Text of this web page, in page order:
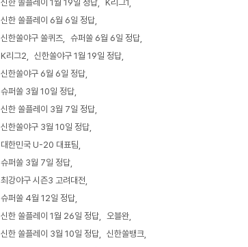
신한 쏠플레이 1월 19일 정답
K리그1
신한 쏠플레이 6월 6일 정답
신한쏠야구 쏠퀴즈
슈퍼쏠 6월 6일 정답
K리그2
신한쏠야구 1월 19일 정답
신한쏠야구 6월 6일 정답
슈퍼쏠 3월 10일 정답
신한 쏠플레이 3월 7일 정답
신한쏠야구 3월 10일 정답
대한민국 U-20 대표팀
슈퍼쏠 3월 7일 정답
최강야구 시즌3 고려대전
슈퍼쏠 4월 12일 정답
신한 쏠플레이 1월 26일 정답
오블완
신한 쏠플레이 3월 10일 정답
신한쏠뱅크